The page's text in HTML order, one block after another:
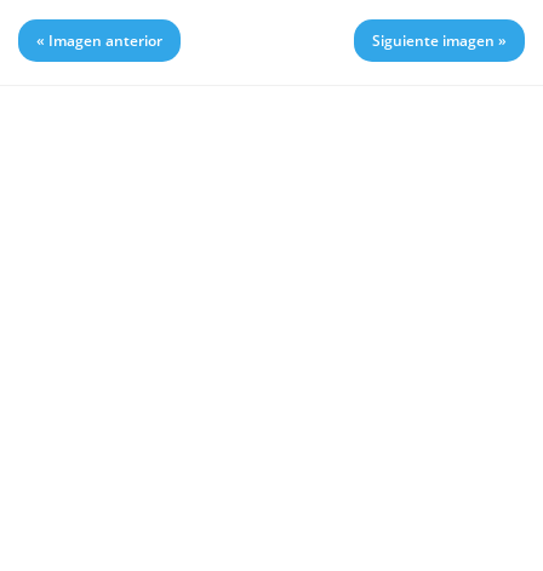
« Imagen anterior Siguiente imagen »